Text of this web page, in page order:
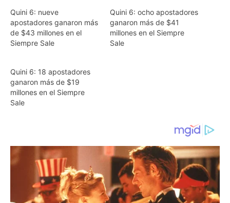
Quini 6: nueve
apostadores ganaron más
de $43 millones en el
Siempre Sale
Quini 6: ocho apostadores
ganaron más de $41
millones en el Siempre
Sale
Quini 6: 18 apostadores
ganaron más de $19
millones en el Siempre
Sale